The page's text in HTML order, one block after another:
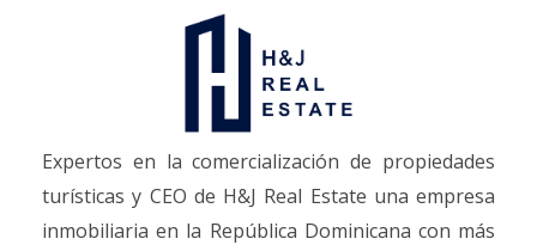
Expertos en la comercialización de propiedades
turísticas y CEO de H&J Real Estate una empresa
inmobiliaria en la República Dominicana con más